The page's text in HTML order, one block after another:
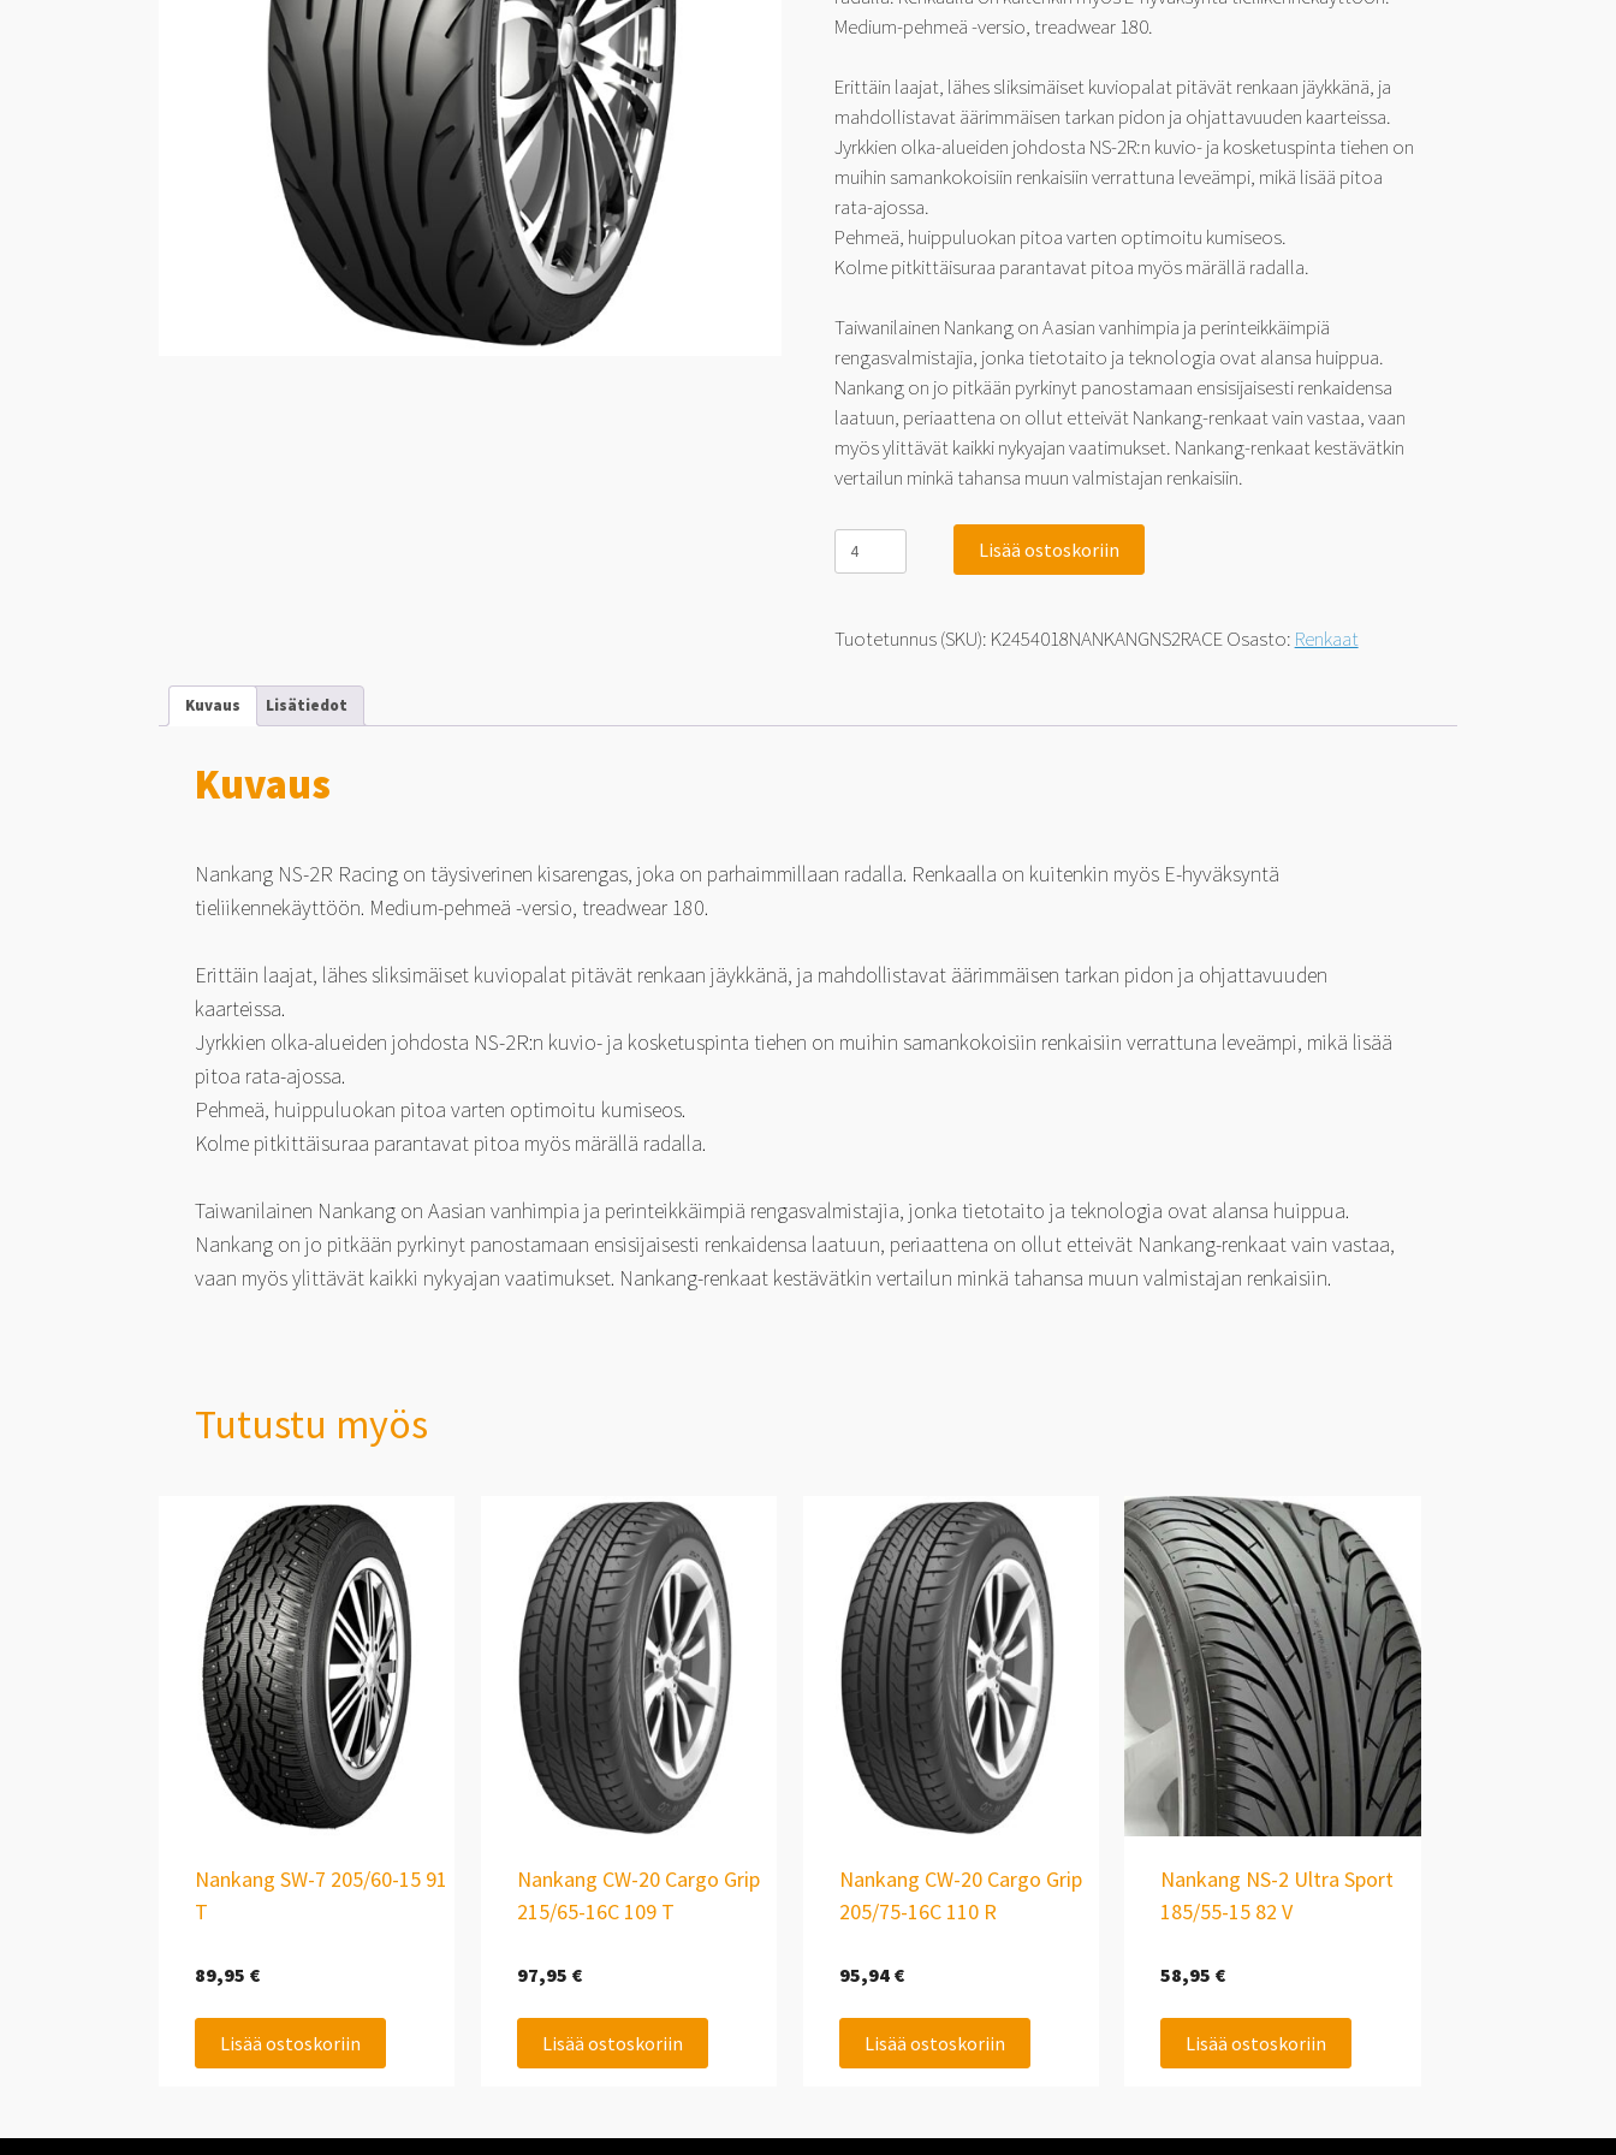
Medium-pehmeä -versio, treadwear 180.
Erittäin laajat, lähes sliksimäiset kuviopalat pitävät renkaan jäykkänä, ja
mahdollistavat äärimmäisen tarkan pidon ja ohjattavuuden kaarteissa.
Jyrkkien olka-alueiden johdosta NS-2R:n kuvio- ja kosketuspinta tiehen on
muihin samankokoisiin renkaisiin verrattuna leveämpi, mikä lisää pitoa
rata-ajossa.
Pehmeä, huippuluokan pitoa varten optimoitu kumiseos.
Kolme pitkittäisuraa parantavat pitoa myös märällä radalla.
Taiwanilainen Nankang on Aasian vanhimpia ja perinteikkäimpiä
rengasvalmistajia, jonka tietotaito ja teknologia ovat alansa huippua.
Nankang on jo pitkään pyrkinyt panostamaan ensisijaisesti renkaidensa
laatuun, periaattena on ollut etteivät Nankang-renkaat vain vastaa, vaan
myös ylittävät kaikki nykyajan vaatimukset. Nankang-renkaat kestävätkin
vertailun minkä tahansa muun valmistajan renkaisiin.
Nankang
NS-
2R
180
Lisää ostoskoriin
Tuotetunnus (SKU): K2454018NANKANGNS2RACEOsasto: Renkaat
Kuvaus Lisätiedot
Kuvaus
Nankang NS-2R Racing on täysiverinen kisarengas, joka on parhaimmillaan radalla. Renkaalla on kuitenkin myös E-hyväksyntä
tieliikennekäyttöön. Medium-pehmeä -versio, treadwear 180.
Erittäin laajat, lähes sliksimäiset kuviopalat pitävät renkaan jäykkänä, ja mahdollistavat äärimmäisen tarkan pidon ja ohjattavuuden
kaarteissa.
Jyrkkien olka-alueiden johdosta NS-2R:n kuvio- ja kosketuspinta tiehen on muihin samankokoisiin renkaisiin verrattuna leveämpi, mikä lisää
pitoa rata-ajossa.
Pehmeä, huippuluokan pitoa varten optimoitu kumiseos.
Kolme pitkittäisuraa parantavat pitoa myös märällä radalla.
Taiwanilainen Nankang on Aasian vanhimpia ja perinteikkäimpiä rengasvalmistajia, jonka tietotaito ja teknologia ovat alansa huippua.
Nankang on jo pitkään pyrkinyt panostamaan ensisijaisesti renkaidensa laatuun, periaattena on ollut etteivät Nankang-renkaat vain vastaa,
vaan myös ylittävät kaikki nykyajan vaatimukset. Nankang-renkaat kestävätkin vertailun minkä tahansa muun valmistajan renkaisiin.
Tutustu myös
Nankang SW-7 205/60-15 91
T
89,95 €
Lisää ostoskoriin
Nankang CW-20 Cargo Grip
215/65-16C 109 T
97,95 €
Lisää ostoskoriin
Nankang CW-20 Cargo Grip
205/75-16C 110 R
95,94 €
Lisää ostoskoriin
Nankang NS-2 Ultra Sport
185/55-15 82 V
58,95 €
Lisää ostoskoriin